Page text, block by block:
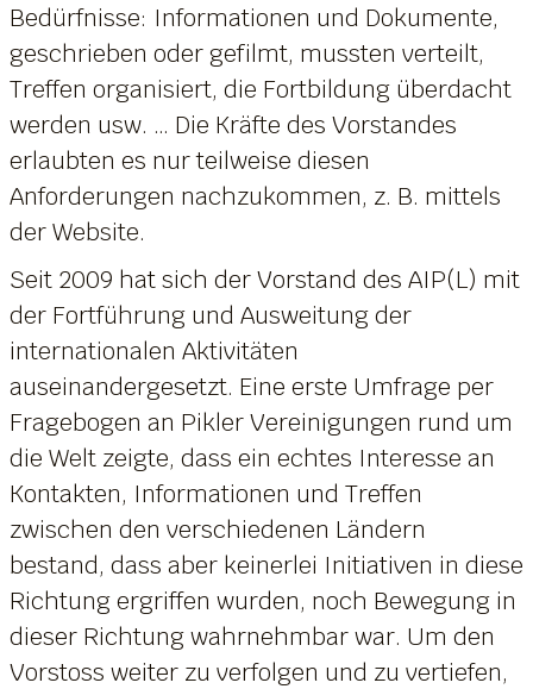
Bedürfnisse: Informationen und Dokumente,
geschrieben oder gefilmt, mussten verteilt,
Treffen organisiert, die Fortbildung überdacht
werden usw. … Die Kräfte des Vorstandes
erlaubten es nur teilweise diesen
Anforderungen nachzukommen, z. B. mittels
der Website.
Seit 2009 hat sich der Vorstand des AIP(L) mit
der Fortführung und Ausweitung der
internationalen Aktivitäten
auseinandergesetzt. Eine erste Umfrage per
Fragebogen an Pikler Vereinigungen rund um
die Welt zeigte, dass ein echtes Interesse an
Kontakten, Informationen und Treffen
zwischen den verschiedenen Ländern
bestand, dass aber keinerlei Initiativen in diese
Richtung ergriffen wurden, noch Bewegung in
dieser Richtung wahrnehmbar war. Um den
Vorstoss weiter zu verfolgen und zu vertiefen,